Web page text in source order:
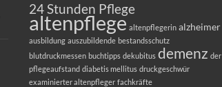
24 Stunden Pflege
altenpflege altenpflegerin alzheimer
ausbildung auszubildende bestandsschutz
blutdruckmessen buchtipps dekubitus demenz der
pflegeaufstand diabetis mellitus druckgeschwür
examinierter altenpfleger fachkräfte